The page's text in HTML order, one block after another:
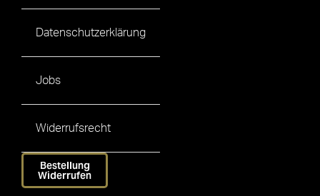
Datenschutzerklärung
Jobs
Widerrufsrecht
Bestellung
Widerrufen